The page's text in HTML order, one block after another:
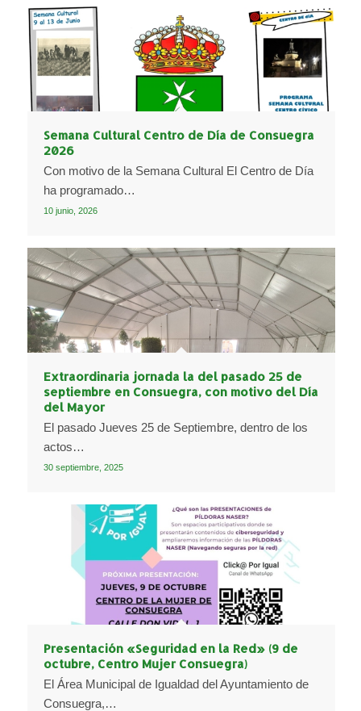
Semana Cultural Centro de Día de Consuegra
2026
Con motivo de la Semana Cultural El Centro de Día
ha programado…
10 junio, 2026
Extraordinaria jornada la del pasado 25 de
septiembre en Consuegra, con motivo del Día
del Mayor
El pasado Jueves 25 de Septiembre, dentro de los
actos…
30 septiembre, 2025
Presentación «Seguridad en la Red» (9 de
octubre, Centro Mujer Consuegra)
El Área Municipal de Igualdad del Ayuntamiento de
Consuegra,…